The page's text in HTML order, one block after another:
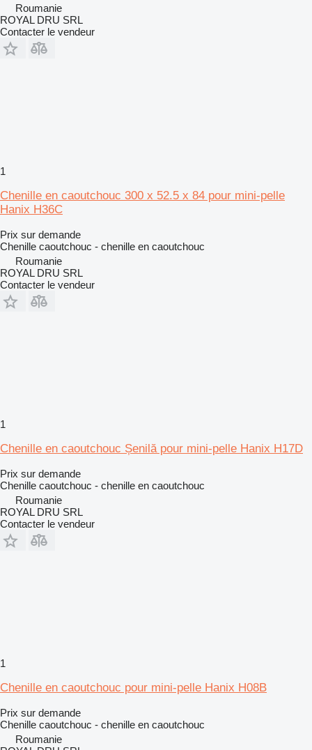
Roumanie
ROYAL DRU SRL
Contacter le vendeur
1
Chenille en caoutchouc 300 x 52.5 x 84 pour mini-pelle
Hanix H36C
Prix sur demande
Chenille caoutchouc - chenille en caoutchouc
Roumanie
ROYAL DRU SRL
Contacter le vendeur
1
Chenille en caoutchouc Șenilă pour mini-pelle Hanix H17D
Prix sur demande
Chenille caoutchouc - chenille en caoutchouc
Roumanie
ROYAL DRU SRL
Contacter le vendeur
1
Chenille en caoutchouc pour mini-pelle Hanix H08B
Prix sur demande
Chenille caoutchouc - chenille en caoutchouc
Roumanie